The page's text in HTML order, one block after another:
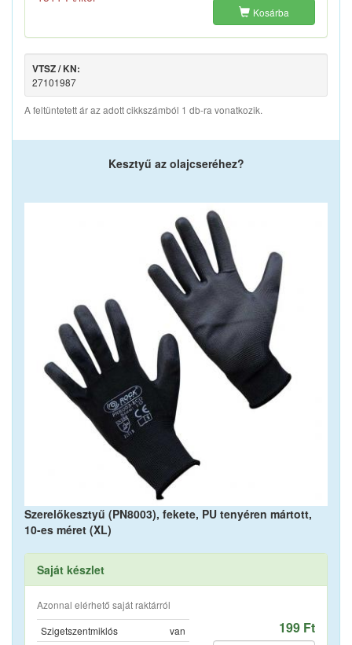
Kosárba
VTSZ / KN:
27101987
A feltüntetett ár az adott cikkszámból 1 db-ra vonatkozik.
Kesztyű az olajcseréhez?
Szerelőkesztyű (PN8003), fekete, PU tenyéren mártott,
10-es méret (XL)
Saját készlet
Azonnal elérhető saját raktárról
Szigetszentmiklós
van
199 Ft